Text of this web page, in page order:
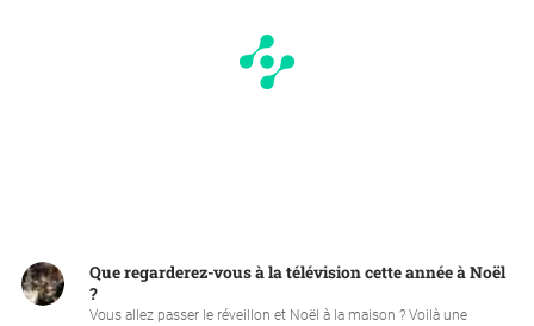
Que regarderez-vous à la télévision cette année à Noël
?
Vous allez passer le réveillon et Noël à la maison ? Voilà une